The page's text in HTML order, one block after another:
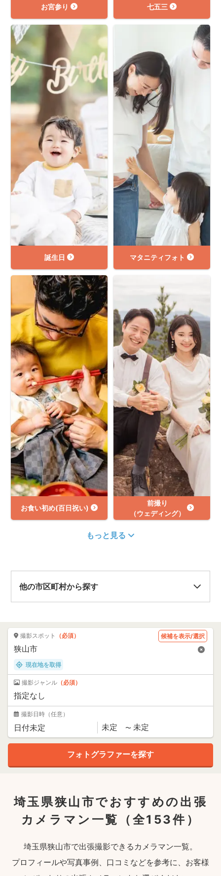
お宮参り 七五三
誕生日 マタニティフォト
お食い初め(百日祝い)
前撮り
（ウェディング）
もっと見る
他の市区町村から探す
撮影スポット （必須） 候補を表示/選択
現在地を取得
撮影ジャンル （必須）
撮影日時 （任意）
埼玉県狭山市でおすすめの出張
カメラマン一覧
（全153件）
埼玉県狭山市で出張撮影できるカメラマン一覧。
プロフィールや写真事例、口コミなどを参考に、お客様